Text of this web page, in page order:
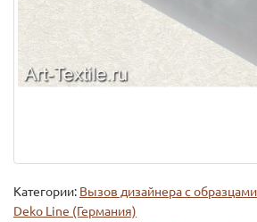
Категории: Вызов дизайнера с
Deko Line (Германия)